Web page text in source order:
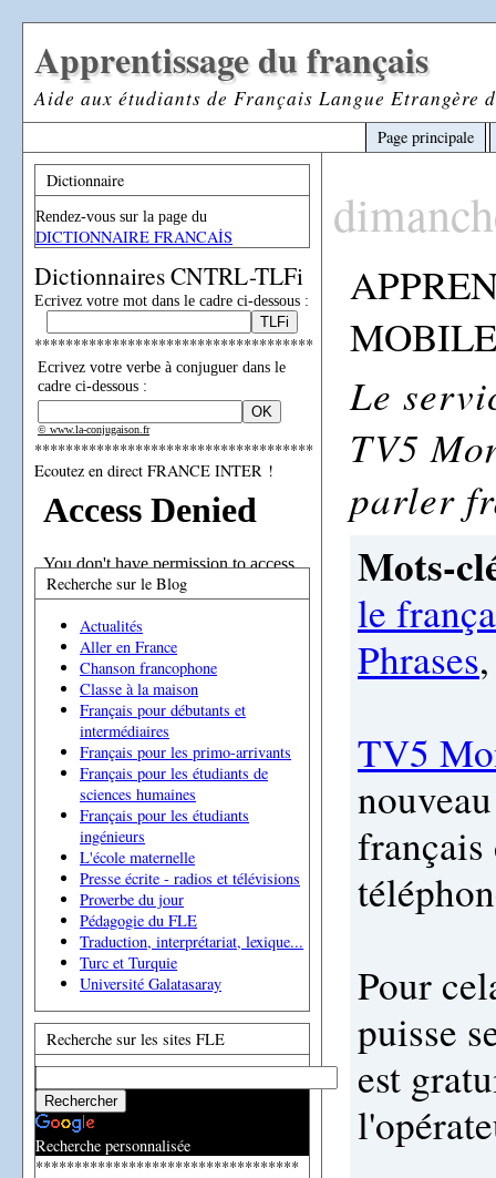
Apprentissage du français
Aide aux étudiants de Français Langue Etrangère
Page principale
Dictionnaire
Rendez-vous sur la page du
DICTIONNAIRE FRANCAİS
Dictionnaires CNTRL-TLFi
Ecrivez votre mot dans le cadre ci-dessous :
************************************
Ecrivez votre verbe à conjuguer dans le
cadre ci-dessous :
© www.la-conjugaison.fr
************************************
Ecoutez en direct FRANCE INTER !
Recherche sur le Blog
Actualités
Aller en France
Chanson francophone
Classe à la maison
Français pour débutants et
intermédiaires
Français pour les primo-arrivants
Français pour les étudiants de
sciences humaines
Français pour les étudiants
ingénieurs
L'école maternelle
Presse écrite - radios et télévisions
Proverbe du jour
Pédagogie du FLE
Traduction, interprétariat, lexique...
Turc et Turquie
Université Galatasaray
Recherche sur les sites FLE
Recherche personnalisée
**********************************
Le
TV5
parler
Mots-
le
Phrases
TV5
français
Pour
puisse
est